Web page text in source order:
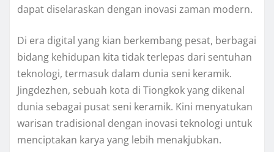
dapat diselaraskan dengan inovasi zaman modern.
Di era digital yang kian berkembang pesat, berbagai
bidang kehidupan kita tidak terlepas dari sentuhan
teknologi, termasuk dalam dunia seni keramik.
Jingdezhen, sebuah kota di Tiongkok yang dikenal
dunia sebagai pusat seni keramik. Kini menyatukan
warisan tradisional dengan inovasi teknologi untuk
menciptakan karya yang lebih menakjubkan.